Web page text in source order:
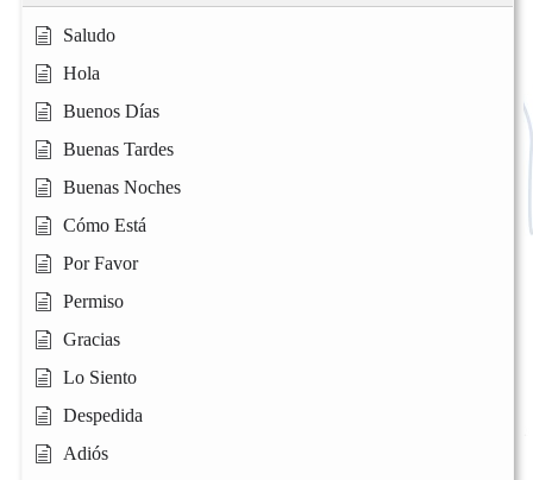
Saludo
Hola
Buenos Días
Buenas Tardes
Buenas Noches
Cómo Está
Por Favor
Permiso
Gracias
Lo Siento
Despedida
Adiós